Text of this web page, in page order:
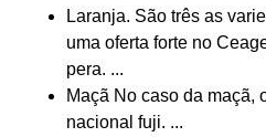
Laranja. São três as
uma oferta forte no
pera. ...
Maçã No caso da maçã,
nacional fuji. ...